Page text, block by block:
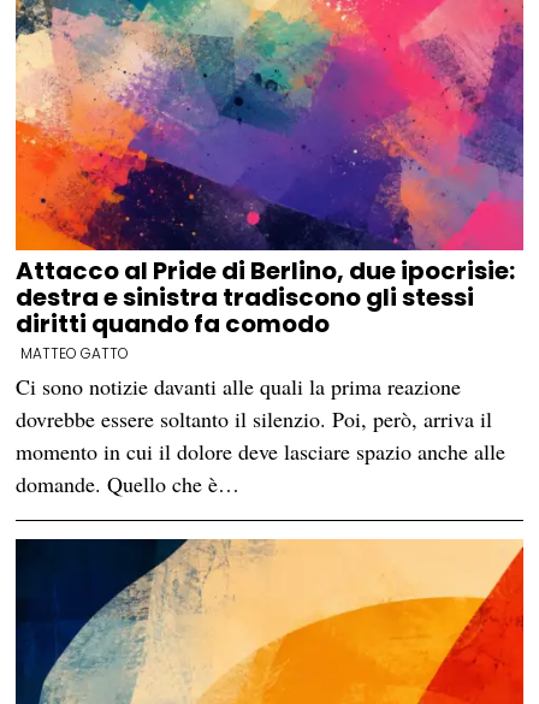
Attacco al Pride di Berlino, due ipocrisie:
destra e sinistra tradiscono gli stessi
diritti quando fa comodo
MATTEO GATTO
Ci sono notizie davanti alle quali la prima reazione
dovrebbe essere soltanto il silenzio. Poi, però, arriva il
momento in cui il dolore deve lasciare spazio anche alle
domande. Quello che è…